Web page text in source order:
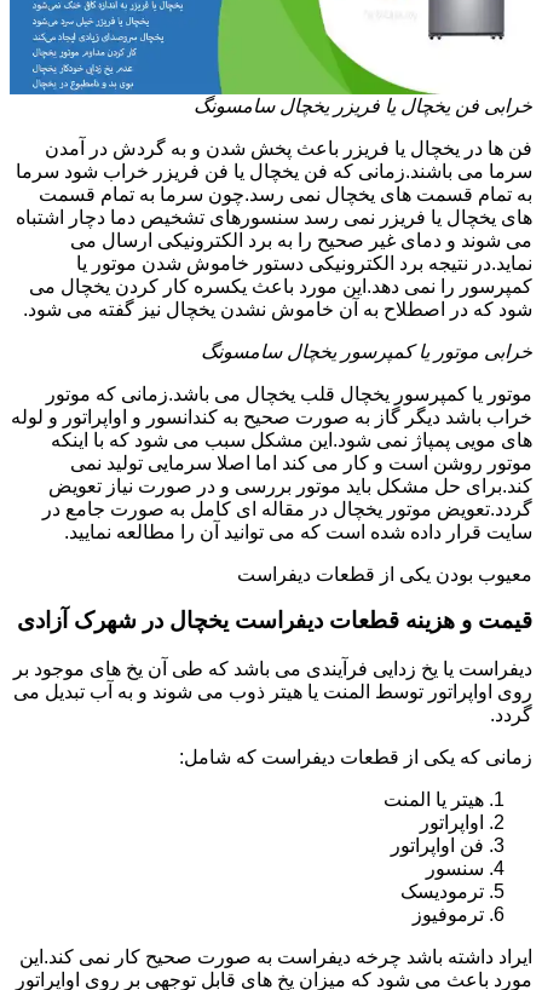
خرابی فن یخچال یا فریزر یخچال سامسونگ
فن ها در یخچال یا فریزر باعث پخش شدن و به گردش در آمدن
سرما می باشند.زمانی که فن یخچال یا فن فریزر خراب شود سرما
به تمام قسمت های یخچال نمی رسد.چون سرما به تمام قسمت
های یخچال یا فریزر نمی رسد سنسورهای تشخیص دما دچار اشتباه
می شوند و دمای غیر صحیح را به برد الکترونیکی ارسال می
نماید.در نتیجه برد الکترونیکی دستور خاموش شدن موتور یا
کمپرسور را نمی دهد.این مورد باعث یکسره کار کردن یخچال می
شود که در اصطلاح به آن خاموش نشدن یخچال نیز گفته می شود.
خرابی موتور یا کمپرسور یخچال سامسونگ
موتور یا کمپرسور یخچال قلب یخچال می باشد.زمانی که موتور
خراب باشد دیگر گاز به صورت صحیح به کندانسور و اواپراتور و لوله
های مویی پمپاژ نمی شود.این مشکل سبب می شود که با اینکه
موتور روشن است و کار می کند اما اصلا سرمایی تولید نمی
کند.برای حل مشکل باید موتور بررسی و در صورت نیاز تعویض
گردد.تعویض موتور یخچال در مقاله ای کامل به صورت جامع در
سایت قرار داده شده است که می توانید آن را مطالعه نمایید.
معیوب بودن یکی از قطعات دیفراست
قیمت و هزینه قطعات دیفراست یخچال در شهرک آزادی
دیفراست یا یخ زدایی فرآیندی می باشد که طی آن یخ های موجود بر
روی اواپراتور توسط المنت یا هیتر ذوب می شوند و به آب تبدیل می
گردد.
زمانی که یکی از قطعات دیفراست که شامل:
هیتر یا المنت
اواپراتور
فن اواپراتور
سنسور
ترمودیسک
ترموفیوز
ایراد داشته باشد چرخه دیفراست به صورت صحیح کار نمی کند.این
مورد باعث می شود که میزان یخ های قابل توجهی بر روی اواپراتور